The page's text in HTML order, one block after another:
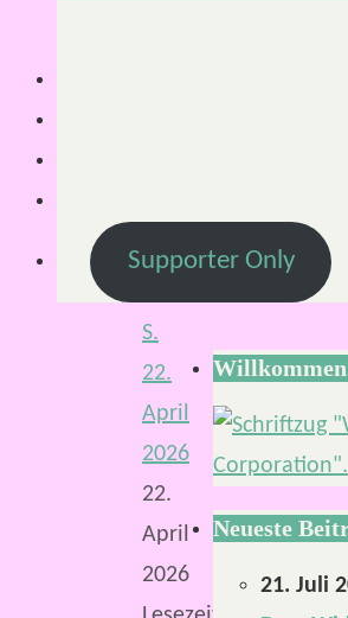
Von
S.
22.
April
2026
22.
April
2026
Supporter Only
Neueste
21. Juli